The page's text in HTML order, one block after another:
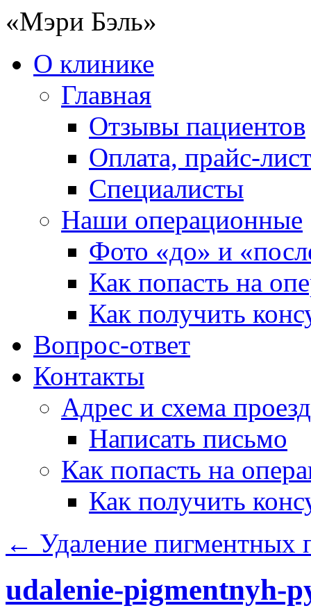
«Мэри Бэль»
О клинике
Главная
Отзывы пациентов
Оплата, прайс-лист
Специалисты
Наши операционные
Фото «до» и
Как попасть на
Как получить
Вопрос-ответ
Контакты
Адрес и схема
Написать письмо
Как попасть на
Как получить
← Удаление пигментных
udalenie-pigmentnyh-